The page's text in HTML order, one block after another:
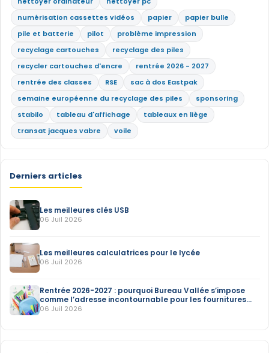
numérisation cassettes vidéos
papier
papier bulle
pile et batterie
pilot
problème impression
recyclage cartouches
recyclage des piles
recycler cartouches d'encre
rentrée 2026 - 2027
rentrée des classes
RSE
sac à dos Eastpak
semaine européenne du recyclage des piles
sponsoring
stabilo
tableau d'affichage
tableaux en liège
transat jacques vabre
voile
Derniers articles
Les meilleures clés USB
06 Juil 2026
Les meilleures calculatrices pour le lycée
06 Juil 2026
Rentrée 2026-2027 : pourquoi Bureau Vallée s’impose
comme l’adresse incontournable pour les fournitures
scolaires
06 Juil 2026